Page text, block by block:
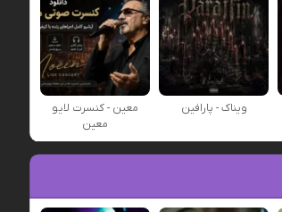
ویناک - پارافین
معین - کنسرت لایو
معین